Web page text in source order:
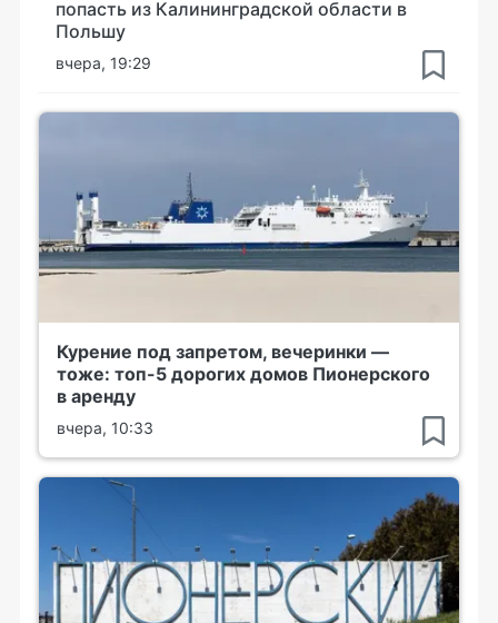
попасть из Калининградской области в
Польшу
вчера, 19:29
Курение под запретом, вечеринки —
тоже: топ-5 дорогих домов Пионерского
в аренду
вчера, 10:33